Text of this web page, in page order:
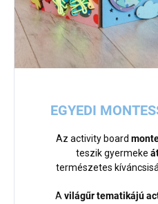
EGYEDI
Az activity board
teszik gyermeke
természetes
Avilágűr tematikájú